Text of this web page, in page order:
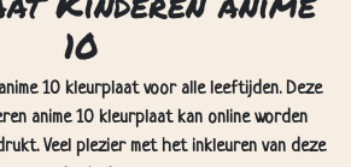
10 kleurplaat voor alle leeftijden. Deze
anime 10 kleurplaat kan online worden
Veel plezier met het inkleuren van deze
tekening!